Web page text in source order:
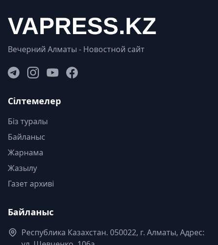
Вечерний Алматы - Новостной сайт
Сілтемелер
Біз туралы
Байланыс
Жарнама
Жазылу
Газет архиві
Байланыс
Республика Казахстан. 050022, г. Алматы, Адрес: